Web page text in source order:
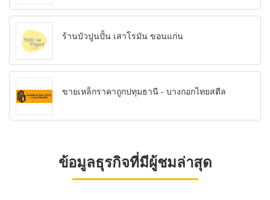
ร้านบัวปูนปั้น เสาโรมัน ขอนแก่น
ขายเหล็กราคาถูกปทุมธานี - บางกอกไทยสตีล
ข้อมูลธุรกิจที่มีผู้ชมล่าสุด